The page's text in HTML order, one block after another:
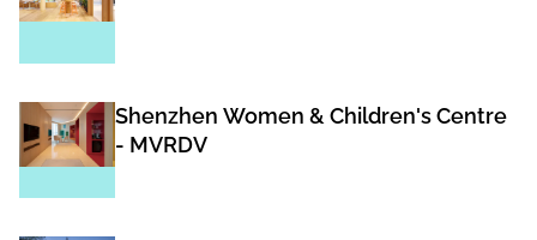
Shenzhen Women & Children's Centre
- MVRDV